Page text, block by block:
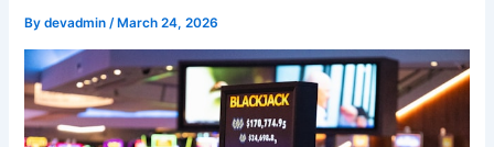
Bydevadmin/ March 24, 2026